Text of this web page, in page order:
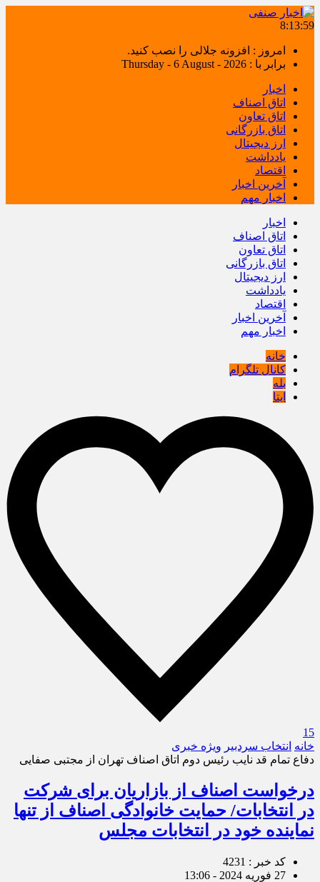
8:13:59
امروز : افزونه جلالی را نصب کنید.
برابر با : Thursday - 6 August - 2026
اخبار
اتاق اصناف
اتاق تعاون
اتاق بازرگانی
ارز دیجیتال
یادداشت
اقتصاد
آخرین اخبار
اخبار مهم
اخبار
اتاق اصناف
اتاق تعاون
اتاق بازرگانی
ارز دیجیتال
یادداشت
اقتصاد
آخرین اخبار
اخبار مهم
خانه
کانال تلگرام
بله
ایتا
15
خانه انتخاب سردبیر ویژه خبری
دفاع تمام قد نایب رئیس دوم اتاق اصناف تهران از مجتبی صفایی
درخواست اصناف از بازاریان برای شرکت
در انتخابات/ حمایت خانوادگی اصناف از تنها
نماینده خود در انتخابات مجلس
کد خبر : 4231
27 فوریه 2024 - 13:06